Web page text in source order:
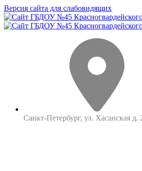
Версия сайта для слабовидящих
Санкт-Петербург, ул. Хасанская д.